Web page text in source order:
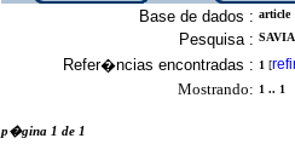
Base de dados : article
Pesquisa :
Refer�ncias encontradas : 1 [
Mostrando: 1 .. 1
p�gina 1 de 1